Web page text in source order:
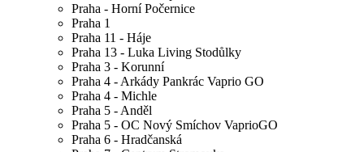
Praha - Horní Počernice
Praha 1
Praha 11 - Háje
Praha 13 - Luka Living Stodůlky
Praha 3 - Korunní
Praha 4 - Arkády Pankrác Vaprio GO
Praha 4 - Michle
Praha 5 - Anděl
Praha 5 - OC Nový Smíchov VaprioGO
Praha 6 - Hradčanská